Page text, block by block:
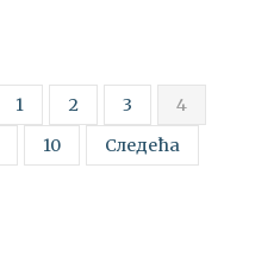
1 2 3
4
10
Следећа